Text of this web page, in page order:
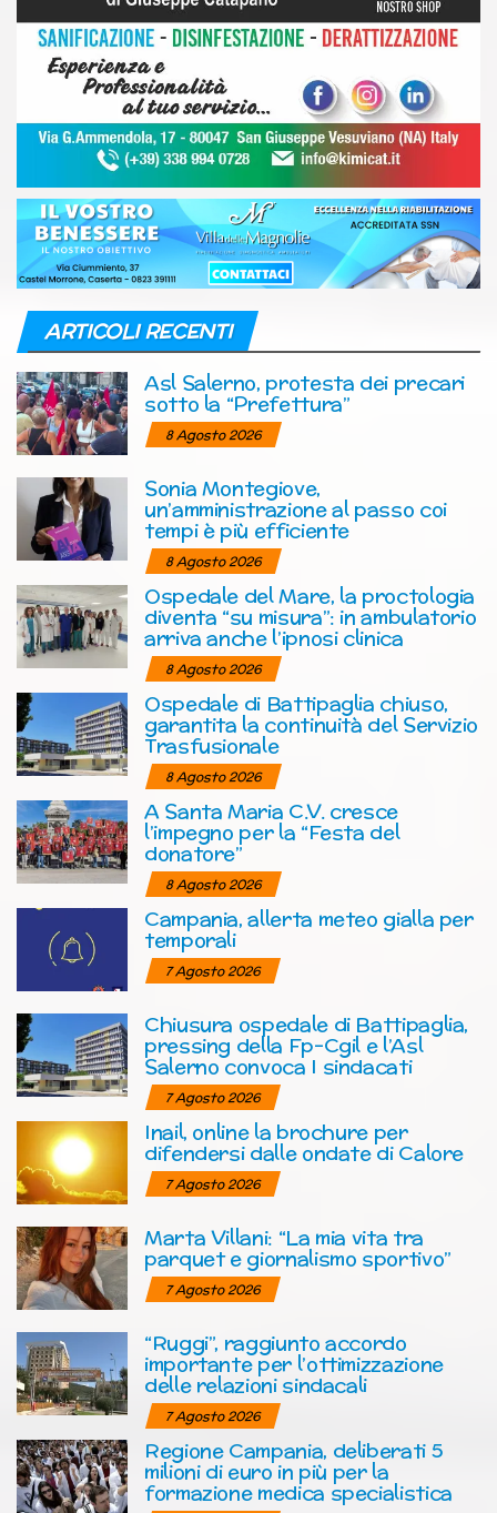
ARTICOLI RECENTI
Asl Salerno, protesta dei precari
sotto la “Prefettura”
8 Agosto 2026
Sonia Montegiove,
un’amministrazione al passo coi
tempi è più efficiente
8 Agosto 2026
Ospedale del Mare, la proctologia
diventa “su misura”: in ambulatorio
arriva anche l’ipnosi clinica
8 Agosto 2026
Ospedale di Battipaglia chiuso,
garantita la continuità del Servizio
Trasfusionale
8 Agosto 2026
A Santa Maria C.V. cresce
l’impegno per la “Festa del
donatore”
8 Agosto 2026
Campania, allerta meteo gialla per
temporali
7 Agosto 2026
Chiusura ospedale di Battipaglia,
pressing della Fp-Cgil e l’Asl
Salerno convoca I sindacati
7 Agosto 2026
Inail, online la brochure per
difendersi dalle ondate di Calore
7 Agosto 2026
Marta Villani: “La mia vita tra
parquet e giornalismo sportivo”
7 Agosto 2026
“Ruggi”, raggiunto accordo
importante per l’ottimizzazione
delle relazioni sindacali
7 Agosto 2026
Regione Campania, deliberati 5
milioni di euro in più per la
formazione medica specialistica